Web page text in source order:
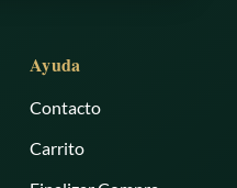
Ayuda
Contacto
Carrito